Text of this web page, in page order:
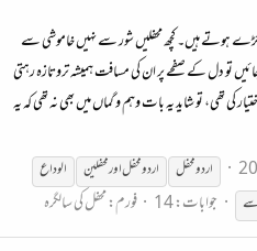
ہوتے ہیں۔ کچھ محفلیں شور سے نہیں خاموشی سے
جائیں تو دل کے صفحے پر ان کی مسافت ہمیشہ تروتازہ رہتی
تھی، تو شاید یہ بات وہم و گماں میں بھی نہ تھی کہ یہ
اردو محفل اردو محفل اور محفلین
الوداع
جوابات: 14 فورم:محفل کی سالگرہ